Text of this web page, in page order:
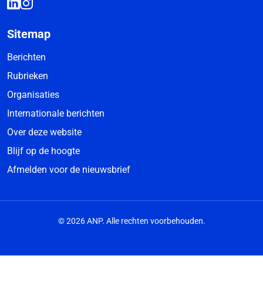
Sitemap
Berichten
Rubrieken
Organisaties
Internationale berichten
Over deze website
Blijf op de hoogte
Afmelden voor de nieuwsbrief
© 2026 ANP. Alle rechten voorbehouden.